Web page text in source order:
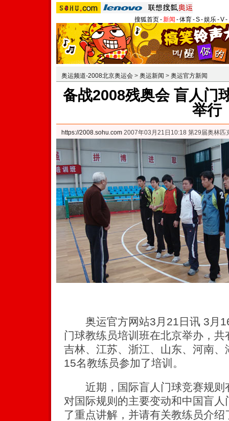
搜狐首页-新闻 -体育-S-娱乐-V-
奥运频道-2008北京奥运会 > 奥运新闻 > 奥运官方新闻
备战2008残奥会 盲人门
举行
https://2008.sohu.com 2007年03月21日10:18 第29届奥林匹
奥运官方网站3月21日讯 3月
门球教练员培训班在北京举办，
吉林、江苏、浙江、山东、河南
15名教练员参加了培训。
近期，国际盲人门球竞赛规则
对国际规则的主要变动和中国盲
了重点讲解，并请有关教练员介